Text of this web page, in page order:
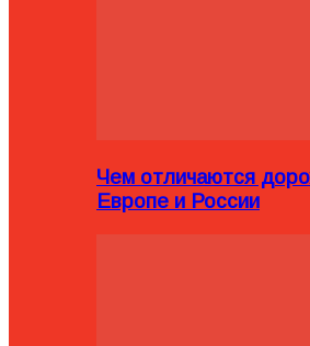
Чем отличаются
Европе и России